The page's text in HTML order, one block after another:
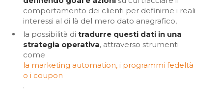
comportamento dei clienti per definirne i reali
interessi al di là del mero dato anagrafico,
la possibilità di tradurre questi dati in una
strategia operativa, attraverso strumenti
come
la marketing automation, i programmi fedeltà
o i coupon
.